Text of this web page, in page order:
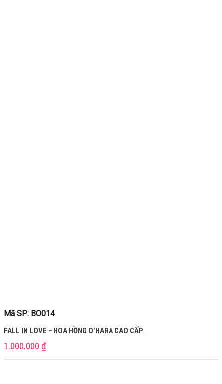
Mã SP: BO014
FALL IN LOVE – HOA HỒNG O’HARA CAO CẤP
1.000.000 ₫